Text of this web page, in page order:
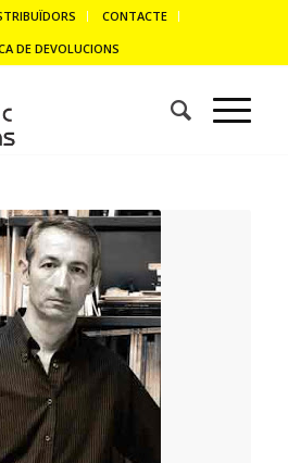
CONTACTE
DE DEVOLUCIONS